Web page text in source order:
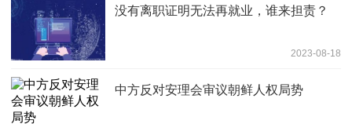
没有离职证明无法再就业，谁来担责？
2023-08-18
中方反对安理会审议朝鲜人权局势